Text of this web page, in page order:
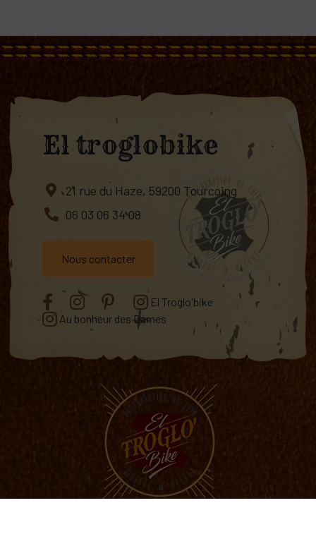
El troglobike
21 rue du Haze, 59200 Tourcoing
06 03 06 34 08
Nous contacter
El Troglo'bike
Au bonheur des Dames